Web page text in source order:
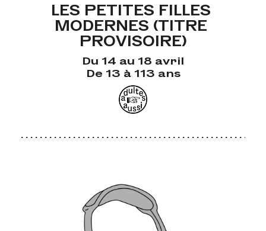
LES PETITES FILLES
MODERNES (TITRE
PROVISOIRE)
Du 14 au 18 avril
De 13 à 113 ans